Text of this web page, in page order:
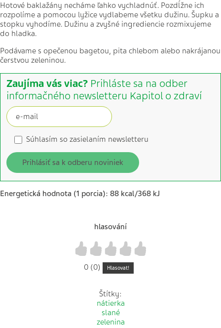
Hotové baklažány necháme ľahko vychladnúť. Pozdĺžne ich
rozpolíme a pomocou lyžice vydlabeme všetku dužinu. Šupku a
stopku vyhodíme. Dužinu a zvyšné ingrediencie rozmixujeme
do hladka.
Podávame s opečenou bagetou, pita chlebom alebo nakrájanou
čerstvou zeleninou.
Zaujíma vás viac? Prihláste sa na odber
informačného newsletteru Kapitol o zdraví
Súhlasím so zasielaním newsletteru
Prihlásiť sa k odberu noviniek
Energetická hodnota (1 porcia): 88 kcal/368 kJ
hlasování
4
3
2
1
0 (0) Hlasovat!
Štítky:
nátierka
slané
zelenina